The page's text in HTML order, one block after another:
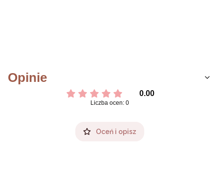
Opinie
0.00
Liczba ocen: 0
Oceń i opisz